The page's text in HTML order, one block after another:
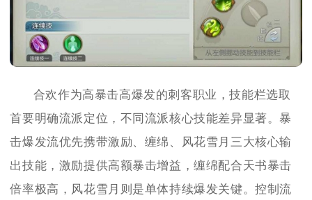
合欢作为高暴击高爆发的刺客职业，技能栏选取
首要明确流派定位，不同流派核心技能差异显著。暴
击爆发流优先携带激励、缠绵、风花雪月三大核心输
出技能，激励提供高额暴击增益，缠绵配合天书暴击
倍率极高，风花雪月则是单体持续爆发关键。控制流